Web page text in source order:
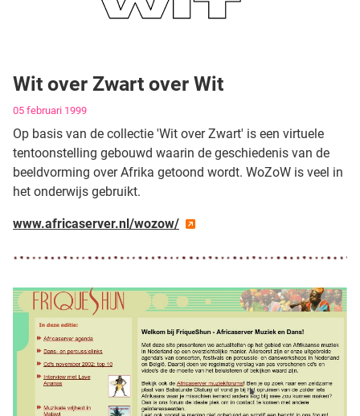
Wit over Zwart over Wit
Gegevens
05 februari 1999
Op basis van de collectie 'Wit over Zwart' is een virtuele
tentoonstelling gebouwd waarin de geschiedenis van de
beeldvorming over Afrika getoond wordt. WoZoW is veel in
het onderwijs gebruikt.
www.africaserver.nl/wozow/